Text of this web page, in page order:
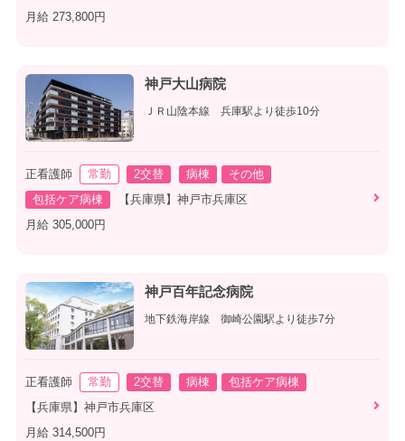
月給 273,800円
神戸大山病院
ＪＲ山陰本線 兵庫駅より徒歩10分
正看護師 常勤 2交替 病棟
その他
包括ケア病棟
【兵庫県】神戸市兵庫区
月給 305,000円
神戸百年記念病院
地下鉄海岸線 御崎公園駅より徒歩7分
正看護師 常勤 2交替 病棟
包括ケア病棟
【兵庫県】神戸市兵庫区
月給 314,500円